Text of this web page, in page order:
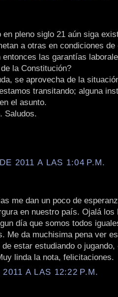
en pleno siglo 21 aún siga
a otras en condiciones
entonces las garantías
la Constitución?
se aprovecha de la
transitando; alguna
el asunto.
Saludos.
2011 A LAS 1:04 P.M.
me dan un poco de
en nuestro país. Ojalá los
día que somos todos
Me da muchisima pena ver
estar estudiando o
linda la nota, felicitaciones.
A LAS 12:22 P.M.